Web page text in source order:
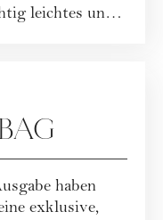
leichtes und
haben
exklusive,